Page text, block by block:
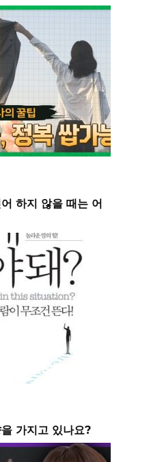
하지 않을 때는 어
가지고 있나요?